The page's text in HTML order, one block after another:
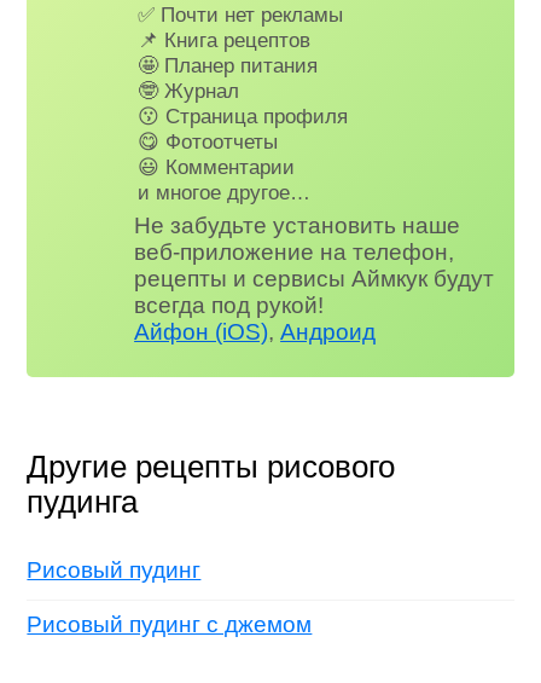
✅ Почти нет рекламы
📌 Книга рецептов
🤩 Планер питания
🤓 Журнал
😗 Страница профиля
😋 Фотоотчеты
😃 Комментарии
и многое другое…
Не забудьте установить наше
веб-приложение на телефон,
рецепты и сервисы Аймкук будут
всегда под рукой!
Айфон (iOS),Андроид
Другие рецепты рисового
пудинга
Рисовый пудинг
Рисовый пудинг с джемом